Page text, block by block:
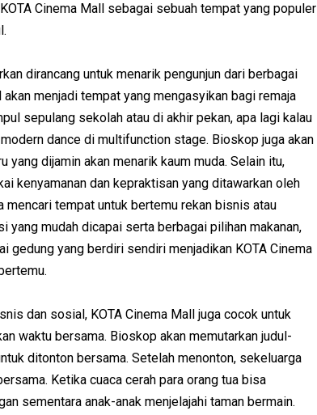
Cinema Mall sebagai sebuah tempat yang populer
dirancang untuk menarik pengunjun dari berbagai
akan menjadi tempat yang mengasyikan bagi remaja
sepulang sekolah atau di akhir pekan, apa lagi kalau
dance di multifunction stage. Bioskop juga akan
yang dijamin akan menarik kaum muda. Selain itu,
kenyamanan dan kepraktisan yang ditawarkan oleh
mencari tempat untuk bertemu rekan bisnis atau
yang mudah dicapai serta berbagai pilihan makanan,
gedung yang berdiri sendiri menjadikan KOTA Cinema
dan sosial, KOTA Cinema Mall juga cocok untuk
waktu bersama. Bioskop akan memutarkan judul-
ditonton bersama. Setelah menonton, sekeluarga
Ketika cuaca cerah para orang tua bisa
sementara anak-anak menjelajahi taman bermain.